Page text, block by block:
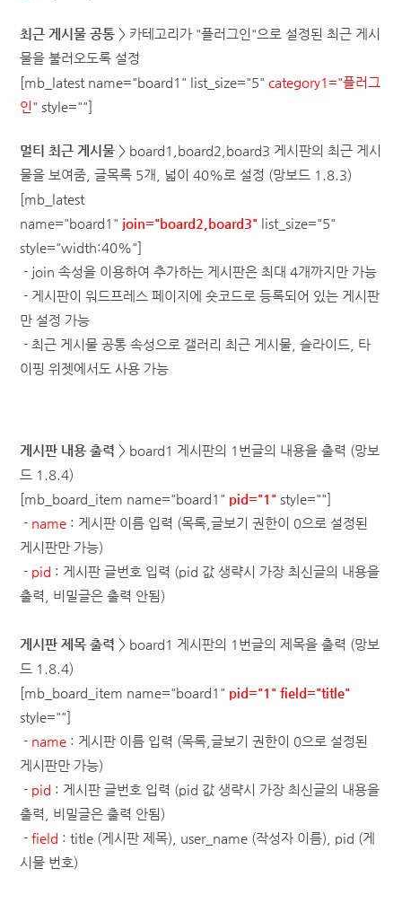
최근 게시물 공통 > 카테고리가 "플러그인"으로 설정된 최근 게시
물을 불러오도록 설정
[mb_latest name="board1" list_size="5" category1="플러그
인" style=""]
멀티 최근 게시물 > board1,board2,board3 게시판의 최근 게시
물을 보여줌, 글목록 5개, 넓이 40%로 설정 (망보드 1.8.3)
[mb_latest
name="board1" join="board2,board3" list_size="5"
style="width:40%"]
- join 속성을 이용하여 추가하는 게시판은 최대 4개까지만 가능
- 게시판이 워드프레스 페이지에 숏코드로 등록되어 있는 게시판
만 설정 가능
- 최근 게시물 공통 속성으로 갤러리 최근 게시물, 슬라이드, 타
이핑 위젯에서도 사용 가능
게시판 내용 출력 > board1 게시판의 1번글의 내용을 출력 (망보
드 1.8.4)
[mb_board_item name="board1" pid="1" style=""]
- name : 게시판 이름 입력 (목록,글보기 권한이 0으로 설정된
게시판만 가능)
- pid : 게시판 글번호 입력 (pid 값 생략시 가장 최신글의 내용을
출력, 비밀글은 출력 안됨)
게시판 제목 출력 > board1 게시판의 1번글의 제목을 출력 (망보
드 1.8.4)
[mb_board_item name="board1" pid="1" field="title"
style=""]
- name : 게시판 이름 입력 (목록,글보기 권한이 0으로 설정된
게시판만 가능)
- pid : 게시판 글번호 입력 (pid 값 생략시 가장 최신글의 내용을
출력, 비밀글은 출력 안됨)
- field : title (게시판 제목), user_name (작성자 이름) , pid (게
시물 번호)